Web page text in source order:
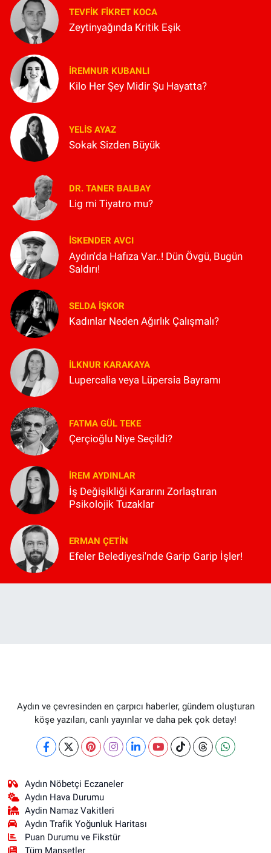
TEVFIK FIKRET KOCA
Zeytinyağında Kritik Eşik
İREMNUR KUBANLI
Kilo Her Şey Midir Şu Hayatta?
YELIS AYAZ
Sokak Sizden Büyük
DR. TANER BALBAY
Lig mi Tiyatro mu?
İSKENDER AVCI
Aydın'da Hafıza Var..! Dün Övgü, Bugün
Saldırı!
SELDA İŞKOR
Kadınlar Neden Ağırlık Çalışmalı?
İLKNUR KARAKAYA
Lupercalia veya Lüpersia Bayramı
FATMA GÜL TEKE
Çerçioğlu Niye Seçildi?
İREM AYDINLAR
İş Değişikliği Kararını Zorlaştıran
Psikolojik Tuzaklar
ERMAN ÇETIN
Efeler Belediyesi'nde Garip Garip İşler!
Aydın ve çevresinden en çarpıcı haberler, gündem oluşturan
köşe yazıları, canlı yayınlar ve daha pek çok detay!
Aydın Nöbetçi Eczaneler
Aydın Hava Durumu
Aydin Namaz Vakitleri
Aydın Trafik Yoğunluk Haritası
Puan Durumu ve Fikstür
Tüm Manşetler